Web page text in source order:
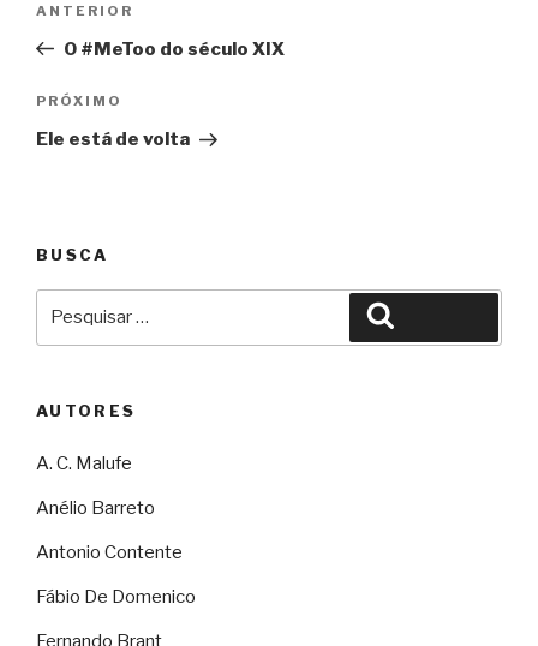
Post
Anterior
ANTERIOR
O #MeToo do século XIX
Próximo
PRÓXIMO
Ele está de volta
BUSCA
AUTORES
A. C. Malufe
Anélio Barreto
Antonio Contente
Fábio De Domenico
Fernando Brant